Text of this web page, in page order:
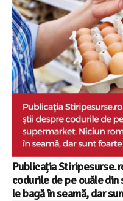
Publicația
codurile de pe ouăle
le bagă în seamă, dar